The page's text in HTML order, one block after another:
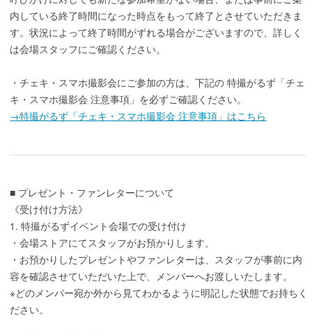
内している終了時間になった時点をもって終了とさせていただきま
す。状況によって終了時間がずれる場合がございますので、詳しく
は会場スタッフにご確認ください。
・チェキ・スマホ撮影会にご参加の方は、下記の 特撮がるず「チェ
キ・スマホ撮影会 注意事項」を必ずご確認ください。
→特撮がるず「チェキ・スマホ撮影会 注意事項」はこちら
■ プレゼント・ファンレターについて
《受け付け方法》
1. 特撮がるずイベント会場での受け付け
・会場ストアにてスタッフがお預かりします。
・お預かりしたプレゼントやファンレターは、スタッフが事前に内
容を確認させていただいた上で、メンバーへお渡しいたします。
※どのメンバー宛か外から見てわかるように明記した状態でお持ちく
ださい。